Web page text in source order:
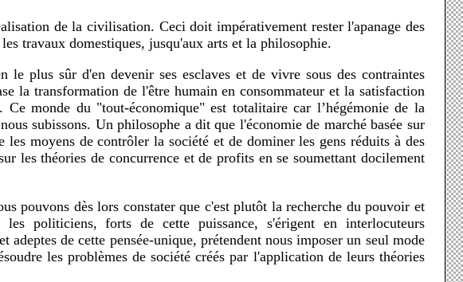
travaux domestiques, jusqu'aux arts et la philosophie.
la transformation de l'être humain en consommateur et la satisfaction
monde du "tout-économique" est totalitaire car l’hégémonie de la
subissons. Un philosophe a dit que l'économie de marché basée sur
les moyens de contrôler la société et de dominer les gens réduits à des
les théories de concurrence et de profits en se soumettant docilement
politiciens, forts de cette puissance, s'érigent en interlocuteurs
de cette pensée-unique, prétendent nous imposer un seul mode
les problèmes de société créés par l'application de leurs théories